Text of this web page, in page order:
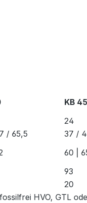
KB 45
24
/ 65,5 37 /
60 |
93
20
HVO, GTL